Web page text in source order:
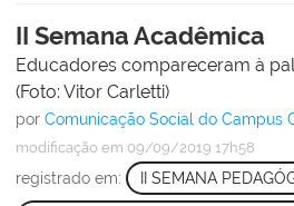
II Semana Acadêmica
Educadores compareceram à
(Foto: Vitor Carletti)
por Comunicação Social do Campus
modificação em 09/09/2019 17h58
registrado em: II SEMANA